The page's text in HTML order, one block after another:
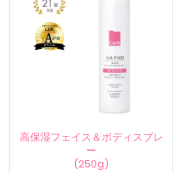
高保湿フェイス＆ボディスプレ
ー
(250g)